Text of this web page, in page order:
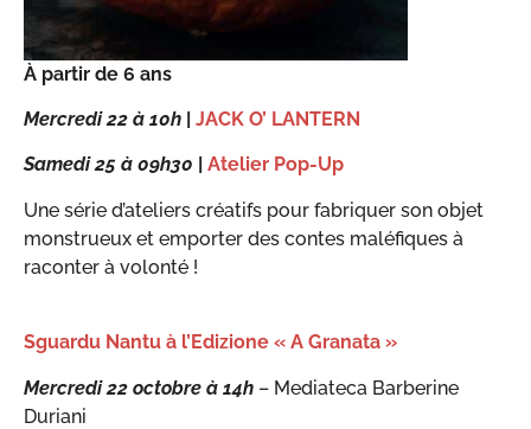
À partir de 6 ans
Mercredi 22 à 10h | JACK O’ LANTERN
Samedi 25 à 09h30 Atelier Pop-Up
Une série d’ateliers créatifs pour fabriquer son objet
monstrueux et emporter des contes maléfiques à
raconter à volonté !
Sguardu Nantu à l’Edizione « A Granata »
Mercredi 22 octobre à 14h – Mediateca Barberine
Duriani